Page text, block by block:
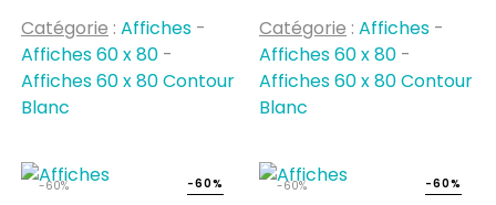
Catégorie : Affiches -
Affiches 60 x 80 -
Affiches 60 x 80 Contour
Blanc
Catégorie : Affiches -
Affiches 60 x 80 -
Affiches 60 x 80 Contour
Blanc
-60% -60% -60% -60%